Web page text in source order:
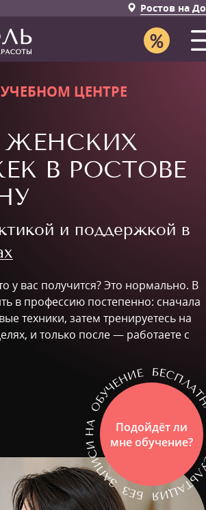
Ростов на
ЦЕНТРЕ
ЖЕНСКИХ
В РОСТОВЕ
и поддержкой в
у вас получится? Это нормально. В
в профессию постепенно: сначала
техники, затем тренируетесь на
и только после — работаете с
Подойдёт ли
мне обучение?